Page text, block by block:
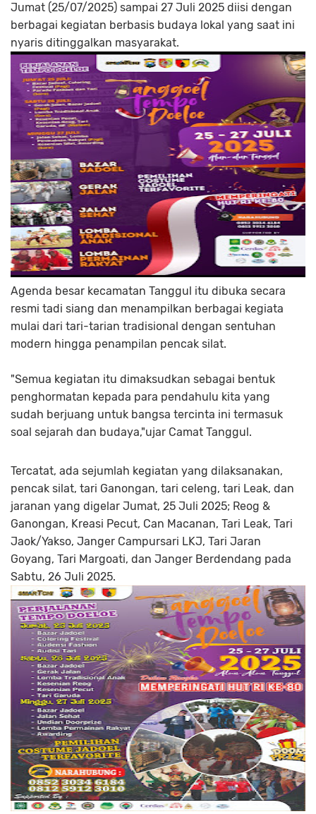
Jumat (25/07/2025) sampai 27 Juli 2025 diisi dengan
berbagai kegiatan berbasis budaya lokal yang saat ini
nyaris ditinggalkan masyarakat.
Agenda besar kecamatan Tanggul itu dibuka secara
resmi tadi siang dan menampilkan berbagai kegiata
mulai dari tari-tarian tradisional dengan sentuhan
modern hingga penampilan pencak silat.
"Semua kegiatan itu dimaksudkan sebagai bentuk
penghormatan kepada para pendahulu kita yang
sudah berjuang untuk bangsa tercinta ini termasuk
soal sejarah dan budaya,"ujar Camat Tanggul.
Tercatat, ada sejumlah kegiatan yang dilaksanakan,
pencak silat, tari Ganongan, tari celeng, tari Leak, dan
jaranan yang digelar Jumat, 25 Juli 2025; Reog &
Ganongan, Kreasi Pecut, Can Macanan, Tari Leak, Tari
Jaok/Yakso, Janger Campursari LKJ, Tari Jaran
Goyang, Tari Margoati, dan Janger Berdendang pada
Sabtu, 26 Juli 2025.